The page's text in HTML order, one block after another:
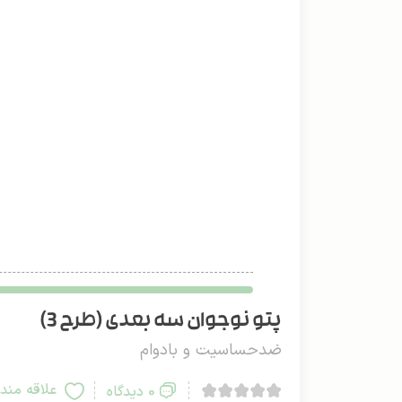
پتو نوجوان سه بعدی (طرح 3)
ضدحساسیت و بادوام
0 دیدگاه علاقه